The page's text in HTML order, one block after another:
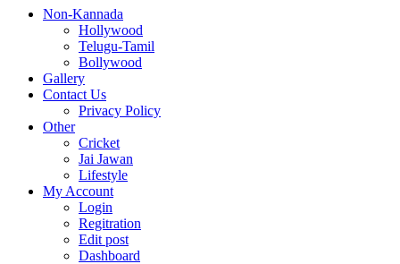
Non-Kannada
Hollywood
Telugu-Tamil
Bollywood
Gallery
Contact Us
Privacy Policy
Other
Cricket
Jai Jawan
Lifestyle
My Account
Login
Regitration
Edit post
Dashboard